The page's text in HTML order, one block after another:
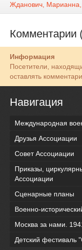
Жданович, Марианна,
Комментарии
Информация
Посетители,
оставлять
Навигация
Международная
Друзья Ассоциации
Совет Ассоциации
Приказы,
Ассоциации
Сценарные планы
Военно-
Москва за нами.
Детский фестиваль